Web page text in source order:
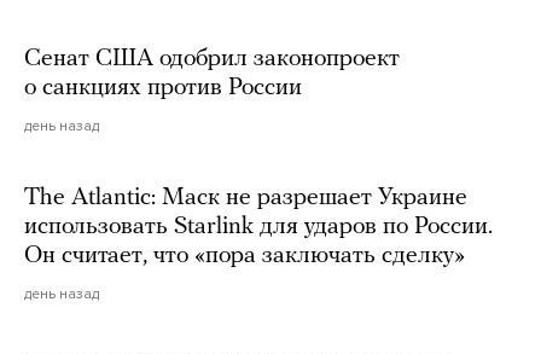
Сенат США одобрил законопроект
о санкциях против России
день назад
The Atlantic: Маск не разрешает Украине
использовать Starlink для ударов по России.
Он считает, что «пора заключать сделку»
день назад